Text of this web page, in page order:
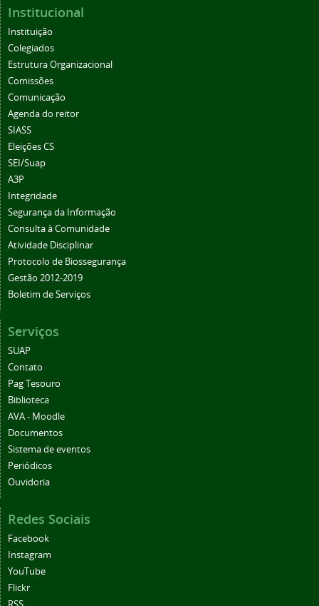
Institucional
Instituição
Colegiados
Estrutura Organizacional
Comissões
Comunicação
Agenda do reitor
SIASS
Eleições CS
SEI/Suap
A3P
Integridade
Segurança da Informação
Consulta à Comunidade
Atividade Disciplinar
Protocolo de Biossegurança
Gestão 2012-2019
Boletim de Serviços
Serviços
SUAP
Contato
Pag Tesouro
Biblioteca
AVA - Moodle
Documentos
Sistema de eventos
Periódicos
Ouvidoria
Redes Sociais
Facebook
Instagram
YouTube
Flickr